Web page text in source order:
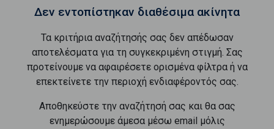
Δεν εντοπίστηκαν διαθέσιμα ακίνητα
Τα κριτήρια αναζήτησής σας δεν απέδωσαν
αποτελέσματα για τη συγκεκριμένη στιγμή. Σας
προτείνουμε να αφαιρέσετε ορισμένα φίλτρα ή να
επεκτείνετε την περιοχή ενδιαφέροντός σας.
Αποθηκεύστε την αναζήτησή σας και θα σας
ενημερώσουμε άμεσα μέσω email μόλις